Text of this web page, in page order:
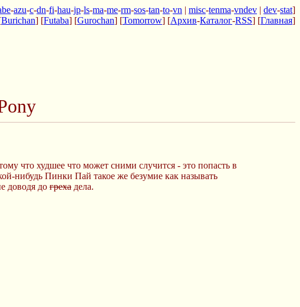
-azu-c-dn-fi-hau-jp-ls-ma-me-rm-sos-tan-to-vn | misc-tenma-vndev | dev-stat]
Burichan] [Futaba] [Gurochan] [Tomorrow] [Архив-Каталог-RSS] [Главная]
что худшее что может сними случится - это попасть в
нибудь Пинки Пай такое же безумие как называть
доводя до греха дела.